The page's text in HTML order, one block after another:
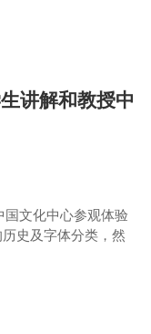
讲解和教授中
国文化中心参观体验
史及字体分类，然